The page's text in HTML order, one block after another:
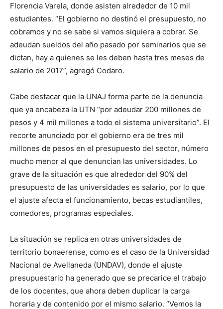
Florencia Varela, donde asisten alrededor de 10 mil
estudiantes. “El gobierno no destinó el presupuesto, no
cobramos y no se sabe si vamos siquiera a cobrar. Se
adeudan sueldos del año pasado por seminarios que se
dictan, hay a quienes se les deben hasta tres meses de
salario de 2017”, agregó Codaro.
Cabe destacar que la UNAJ forma parte de la denuncia
que ya encabeza la UTN “por adeudar 200 millones de
pesos y 4 mil millones a todo el sistema universitario”. El
recorte anunciado por el gobierno era de tres mil
millones de pesos en el presupuesto del sector, número
mucho menor al que denuncian las universidades. Lo
grave de la situación es que alrededor del 90% del
presupuesto de las universidades es salario, por lo que
el ajuste afecta el funcionamiento, becas estudiantiles,
comedores, programas especiales.
La situación se replica en otras universidades de
territorio bonaerense, como es el caso de la Universidad
Nacional de Avellaneda (UNDAV), donde el ajuste
presupuestario ha generado que se precarice el trabajo
de los docentes, que ahora deben duplicar la carga
horaria y de contenido por el mismo salario. “Vemos la